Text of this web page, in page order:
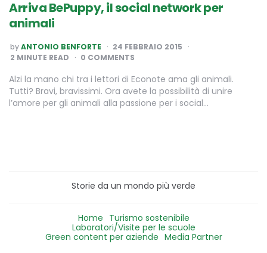
Arriva BePuppy, il social network per
animali
POSTED
BY
byANTONIO BENFORTE
24 FEBBRAIO 2015
2 MINUTE READ 0 COMMENTS
Alzi la mano chi tra i lettori di Econote ama gli animali.
Tutti? Bravi, bravissimi. Ora avete la possibilità di unire
l’amore per gli animali alla passione per i social…
Storie da un mondo più verde
Home Turismo sostenibile
Laboratori/Visite per le scuole
Green content per aziende Media Partner